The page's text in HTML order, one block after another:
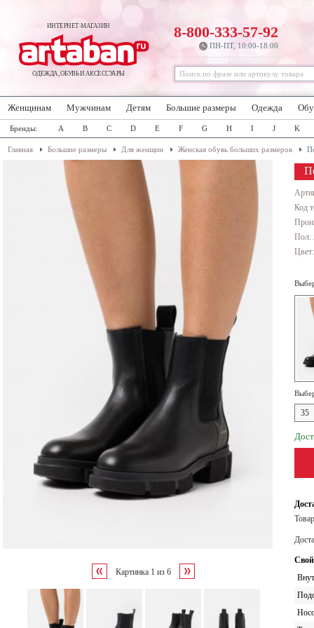
ИНТЕРНЕТ-МАГАЗИН
ОДЕЖДА, ОБУВЬ И АКСЕССУАРЫ
8-800-333-57-92
ПН-ПТ, 10:00-18:00
Женщинам Мужчинам Детям Большие размеры Одежда
Бренды: A B C D E F G H I J K
Главная Большие размеры Для женщин Женская обувь больших размеров
Картинка 1 из 6
Код
Пол:
35